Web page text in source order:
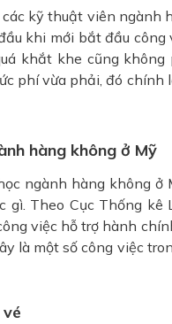
kỹ thuật viên
khi mới bắt đầu
khắt khe cũng
phí vừa phải, đó
hàng không ở Mỹ
ngành hàng không
gì. Theo Cục Thống
việc hỗ trợ hành
là một số công việc